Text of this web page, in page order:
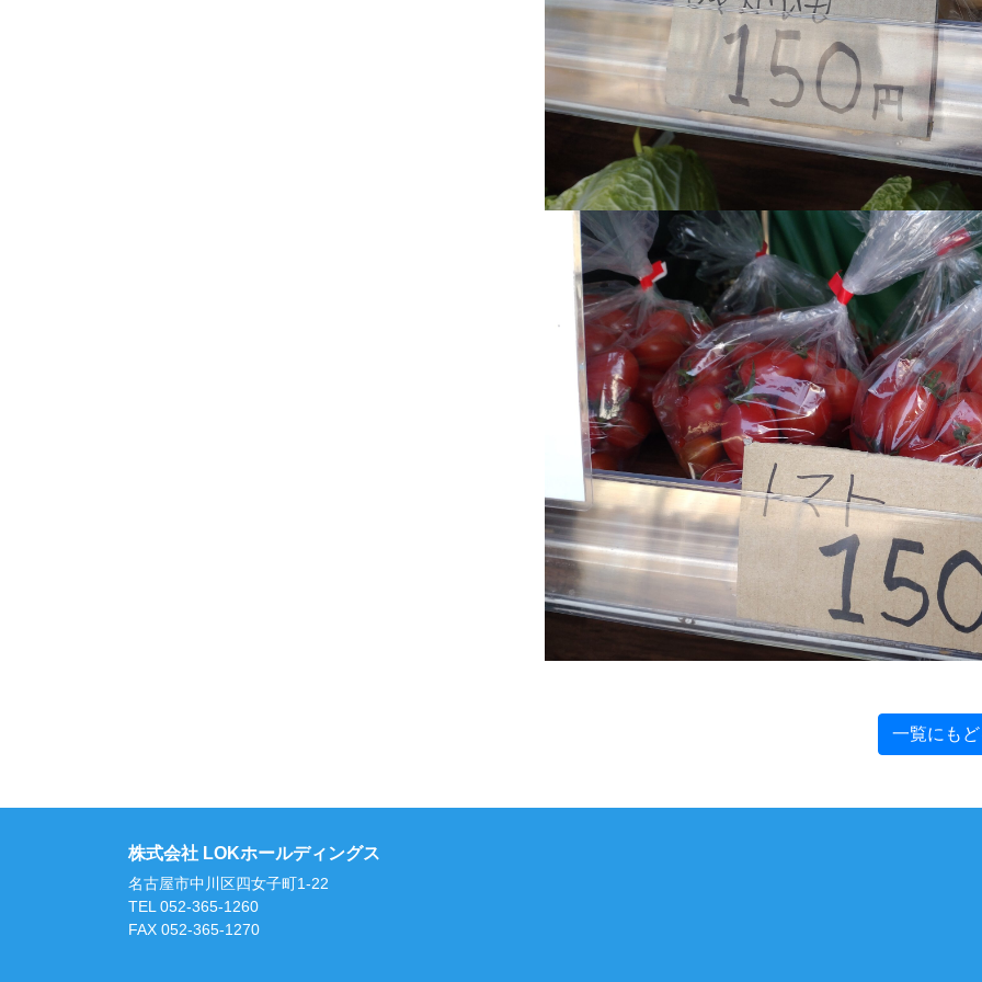
一覧にも
株式会社 LOKホールディングス
名古屋市中川区四女子町1-22
TEL 052-365-1260
FAX 052-365-1270